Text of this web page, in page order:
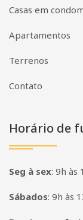
Casas em
Apartamentos
Terrenos
Contato
Horário de
Seg à sex: 9h às
Sábados: 9h às